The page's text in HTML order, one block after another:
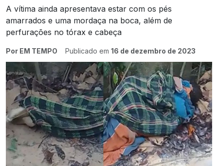
A vítima ainda apresentava estar com os pés
amarrados e uma mordaça na boca, além de
perfurações no tórax e cabeça
Por EM TEMPO Publicado em 16 de dezembro de 2023